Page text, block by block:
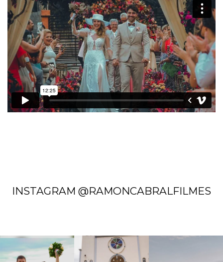
INSTAGRAM @RAMONCABRALFILMES